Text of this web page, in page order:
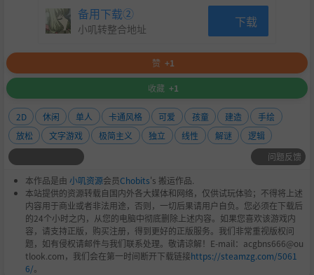
备用下载②
小叽转整合地址 下载
赞 +1
收藏 +1
2D 休闲 单人 卡通风格 可爱 孩童 建造
手绘
放松
文字游戏 极简主义 独立 线性 解谜
逻辑
问题反馈
本作品是由 小叽资源会员Chobits's 搬运作品.
本站提供的资源转载自国内外各大媒体和网络，仅供试玩体验；不得将上述
内容用于商业或者非法用途，否则，一切后果请用户自负。您必须在下载后
的24个小时之内，从您的电脑中彻底删除上述内容。如果您喜欢该游戏内
容，请支持正版，购买注册，得到更好的正版服务。我们非常重视版权问
题，如有侵权请邮件与我们联系处理。敬请谅解！E-mail：acgbns666@ou
tlook.com，我们会在第一时间断开下载链接https://steamzg.com/5061
6/。